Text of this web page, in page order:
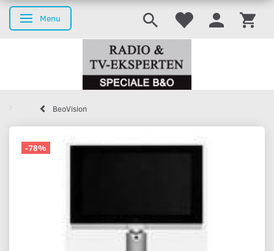
Skifte navigation
Menu
BeoVision
-78%